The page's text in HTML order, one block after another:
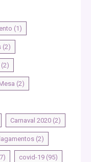
(1)
(2)
(2)
(2)
Carnaval 2020 (2)
(2)
covid-19 (95)